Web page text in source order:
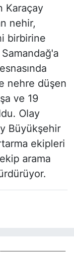
Karaçay
nehir,
birbirine
nehre düşen
ve 19
Olay
Büyükşehir
ekipleri
arama